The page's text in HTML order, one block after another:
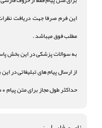
این فرم صرفا جهت دریافت
مطلب فوق میباشد .
به سوالات پزشکی در این بخش
از ارسال پیام های تبلیغاتی در
حداکثر طول مجاز برای متن پیام 500 کاراکتر است .